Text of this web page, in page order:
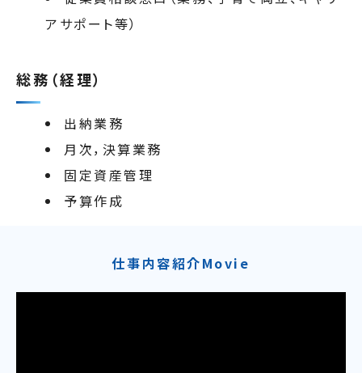
アサポート等）
総務（経理）
出納業務
月次，決算業務
固定資産管理
予算作成
仕事内容紹介Movie